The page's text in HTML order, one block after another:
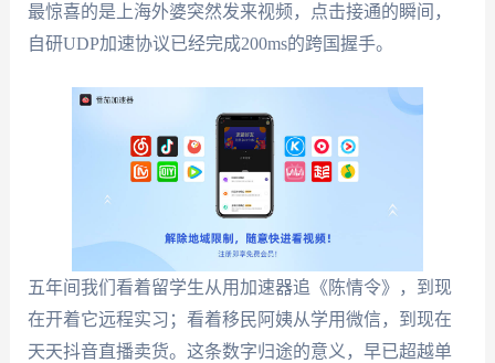
最惊喜的是上海外婆突然发来视频，点击接通的瞬间，
自研UDP加速协议已经完成200ms的跨国握手。
五年间我们看着留学生从用加速器追《陈情令》，到现
在开着它远程实习；看着移民阿姨从学用微信，到现在
天天抖音直播卖货。这条数字归途的意义，早已超越单